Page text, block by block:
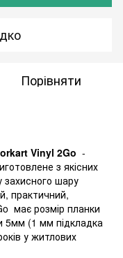
Порівняти
Vinyl 2Go -
з якісних
захисного шару
практичний,
має розмір планки
5мм (1 мм підкладка
у житлових